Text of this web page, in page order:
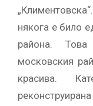
някога е било
района.
московския
красива.